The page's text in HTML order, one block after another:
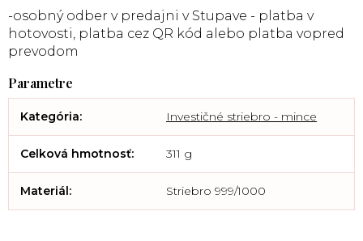
-osobný odber v predajni v Stupave - platba v
hotovosti, platba cez QR kód alebo platba vopred
prevodom
Kategória: Investičné striebro - mince
Celková hmotnosť: 311 g
Materiál: Striebro 999/1000